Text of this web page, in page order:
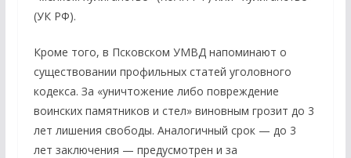
(УК РФ).
Кроме того, в Псковском УМВД напоминают о
существовании профильных статей уголовного
кодекса. За «уничтожение либо повреждение
воинских памятников и стел» виновным грозит до 3
лет лишения свободы. Аналогичный срок — до 3
лет заключения — предусмотрен и за